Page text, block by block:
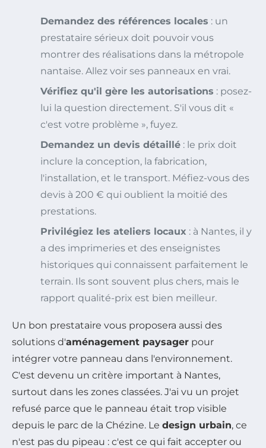
Demandez des références locales : un
prestataire sérieux doit pouvoir vous
montrer des réalisations dans la métropole
nantaise. Allez voir ses panneaux en vrai.
Vérifiez qu'il gère les autorisations : posez-
lui la question directement. S'il vous dit «
c'est votre problème », fuyez.
Demandez un devis détaillé : le prix doit
inclure la conception, la fabrication,
l'installation, et le transport. Méfiez-vous des
devis à 200 € qui oublient la moitié des
prestations.
Privilégiez les ateliers locaux : à Nantes, il y
a des imprimeries et des enseignistes
historiques qui connaissent parfaitement le
terrain. Ils sont souvent plus chers, mais le
rapport qualité-prix est bien meilleur.
Un bon prestataire vous proposera aussi des
solutions d'aménagement paysager pour
intégrer votre panneau dans l'environnement.
C'est devenu un critère important à Nantes,
surtout dans les zones classées. J'ai vu un projet
refusé parce que le panneau était trop visible
depuis le parc de la Chézine. Le design urbain, ce
n'est pas du pipeau : c'est ce qui fait accepter ou